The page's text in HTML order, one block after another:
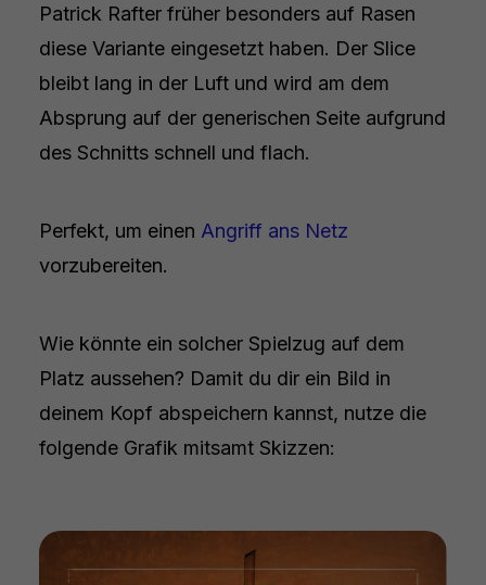
Patrick Rafter früher besonders auf Rasen
diese Variante eingesetzt haben. Der Slice
bleibt lang in der Luft und wird am dem
Absprung auf der generischen Seite aufgrund
des Schnitts schnell und flach.
Perfekt, um einen Angriff ans Netz
vorzubereiten.
Wie könnte ein solcher Spielzug auf dem
Platz aussehen? Damit du dir ein Bild in
deinem Kopf abspeichern kannst, nutze die
folgende Grafik mitsamt Skizzen: